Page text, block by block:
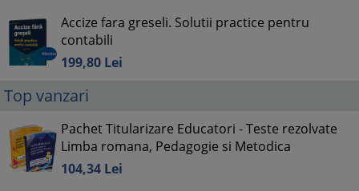
Accize fara greseli. Solutii practice pentru
contabili
199,80 Lei
Top vanzari
Pachet Titularizare Educatori - Teste rezolvate
Limba romana, Pedagogie si Metodica
104,34 Lei